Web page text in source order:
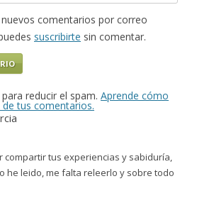
comentarios por correo
suscribirte sin comentar.
reducir el spam. Aprende cómo
tus comentarios.
compartir tus experiencias y sabiduría,
he leido, me falta releerlo y sobre todo